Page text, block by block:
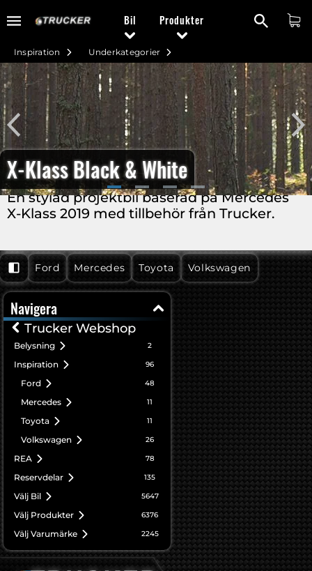
Bil Produkter
Underkategorier
Inspiration
X-Klass Black & White
En stylad projektbil baserad på Mercedes
X-Klass 2019 med tillbehör från Trucker.
Inspiration
Ford
Inspiration
Mercedes
Inspiration
Toyota
Inspiration
Volkswagen
Navigera
Trucker Webshop
Belysning 2
Inspiration 96
Ford 48
Mercedes 11
Toyota 11
Volkswagen 26
REA 78
Reservdelar 135
Välj Bil 5647
Välj Produkter 6376
Välj Varumärke 2245